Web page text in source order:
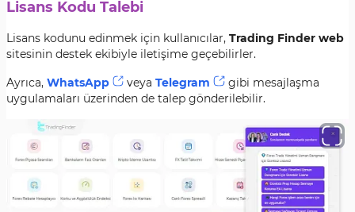
Lisans Kodu Talebi
Lisans kodunu edinmek için kullanıcılar, Trading Finder web
sitesinin destek ekibiyle iletişime geçebilirler.
Ayrıca, WhatsApp veyaTelegram
gibi mesajlaşma
uygulamaları üzerinden de talep gönderilebilir.